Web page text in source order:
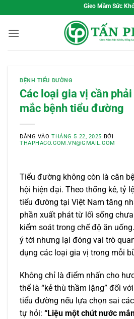
qua
nội
Gieo Mầm Sức Khỏe, Sống
BỆNH TIỂU ĐƯỜNG
Các loại gia vị cần
mắc bệnh tiểu đường
ĐĂNG VÀOTHÁNG 5 22, 2025 BỞI
THAPHACO.COM.VN@GMAIL.COM
Tiểu đường không còn là căn
hội hiện đại. Theo thống kê, tỷ
tiểu đường tại Việt Nam tăng
phần xuất phát từ lối sống
kiểm soát trong chế độ ăn
ý tới nhưng lại đóng vai trò
dụng các loại gia vị trong mỗi
Không chỉ là điểm nhấn cho
thể là “kẻ thù thầm lặng” đối
tiểu đường nếu lựa chọn sai
tự hỏi: “Liệu một chút nước